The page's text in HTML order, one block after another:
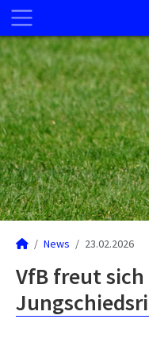
News 23.02.2026
VfB freut